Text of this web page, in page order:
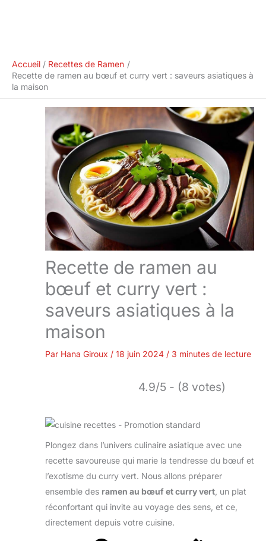
Accueil
Recettes de Ramen
Recette de ramen au bœuf et curry vert : saveurs asiatiques à
la maison
Recette de ramen au
bœuf et curry vert :
saveurs asiatiques à la
maison
Par Hana Giroux / 18 juin 2024 / 3 minutes de lecture
4.9/5 - (8 votes)
Plongez dans l’univers culinaire asiatique avec une
recette savoureuse qui marie la tendresse du bœuf et
l’exotisme du curry vert. Nous allons préparer
ensemble des ramen au bœuf et curry vert , un plat
réconfortant qui invite au voyage des sens, et ce,
directement depuis votre cuisine.